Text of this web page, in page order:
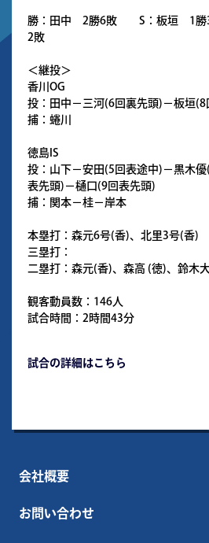
勝：田中 2勝6敗 S：板垣 1
2敗
＜継投＞
香川OG
投：田中－三河(6回裏先頭)－板垣(8
捕：蜷川
徳島IS
投：山下－安田(5回表途中)－黒木
表先頭)－樋口(9回表先頭)
捕：関本－桂－岸本
本塁打：森元6号(香)、北里3号(香)
三塁打：
二塁打：森元(香)、森高 (徳)、鈴木
観客動員数：146人
試合時間：2時間43分
試合の詳細はこちら
会社概要
お問い合わせ